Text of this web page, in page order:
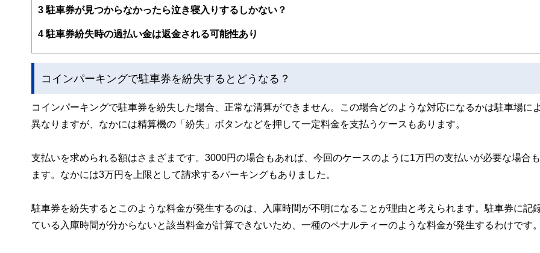
と、読み応えのあるコンテンツと確かな情報発信を実現しています。
私たちは、快適でより良い生活のアイデアを提供するお金のコンシェルジュを目指します。
3 駐車券が見つからなかったら泣き寝入りするしかない？
4 駐車券紛失時の過払い金は返金される可能性あり
コインパーキングで駐車券を紛失するとどうなる？
コインパーキングで駐車券を紛失した場合、正常な清算ができません。この場合どのような対応になるかは駐車場に
異なりますが、なかには精算機の「紛失」ボタンなどを押して一定料金を支払うケースもあります。
支払いを求められる額はさまざまです。3000円の場合もあれば、今回のケースのように1万円の支払いが必要な場合
ます。なかには3万円を上限として請求するパーキングもありました。
駐車券を紛失するとこのような料金が発生するのは、入庫時間が不明になることが理由と考えられます。駐車券に記
ている入庫時間が分からないと該当料金が計算できないため、一種のペナルティーのような料金が発生するわけです。